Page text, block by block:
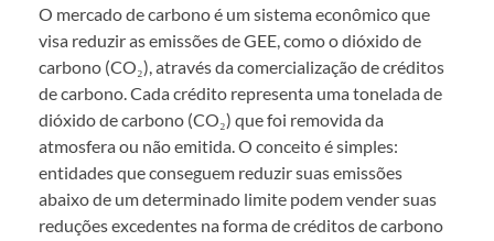
O mercado de carbono é um sistema econômico que
visa reduzir as emissões de GEE, como o dióxido de
carbono (CO₂), através da comercialização de créditos
de carbono. Cada crédito representa uma tonelada de
dióxido de carbono (CO₂) que foi removida da
atmosfera ou não emitida. O conceito é simples:
entidades que conseguem reduzir suas emissões
abaixo de um determinado limite podem vender suas
reduções excedentes na forma de créditos de carbono